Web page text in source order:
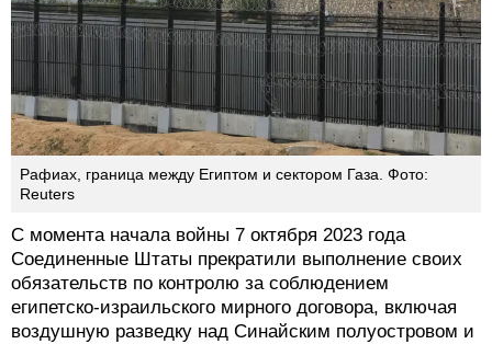
Рафиах, граница между Египтом и сектором Газа. Фото:
Reuters
С момента начала войны 7 октября 2023 года
Соединенные Штаты прекратили выполнение своих
обязательств по контролю за соблюдением
египетско-израильского мирного договора, включая
воздушную разведку над Синайским полуостровом и